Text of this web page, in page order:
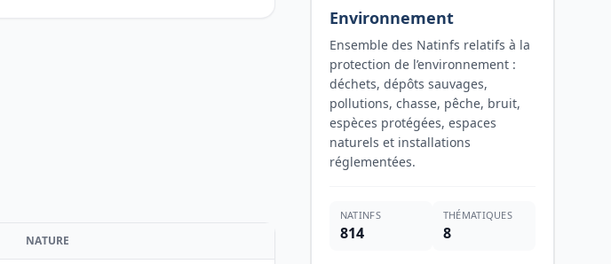
NATURE
Environnement
Ensemble des Natinfs relatifs à la
protection de l’environnement :
déchets, dépôts sauvages,
pollutions, chasse, pêche, bruit,
espèces protégées, espaces
naturels et installations
réglementées.
NATINFS
814
THÉMATIQUES
8